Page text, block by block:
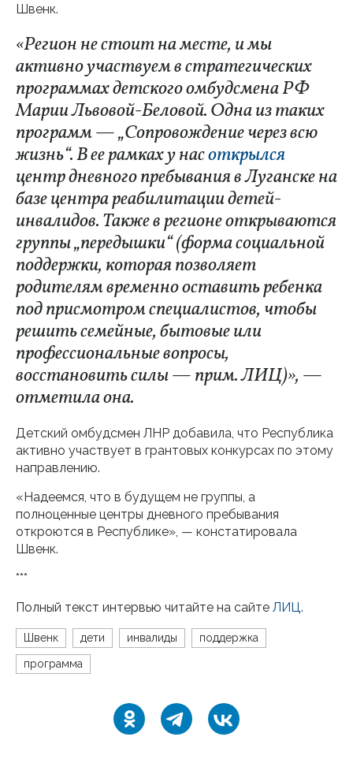
Швенк.
«Регион не стоит на месте, и мы
активно участвуем в стратегических
программах детского омбудсмена РФ
Марии Львовой-Беловой. Одна из таких
программ — „Сопровождение через всю
жизнь“. В ее рамках у насоткрылся
центр дневного пребывания в Луганске на
базе центра реабилитации детей-
инвалидов. Также в регионе открываются
группы „передышки“ (форма социальной
поддержки, которая позволяет
родителям временно оставить ребенка
под присмотром специалистов, чтобы
решить семейные, бытовые или
профессиональные вопросы,
восстановить силы — прим. ЛИЦ)», —
отметила она.
Детский омбудсмен ЛНР добавила, что Республика
активно участвует в грантовых конкурсах по этому
направлению.
«Надеемся, что в будущем не группы, а
полноценные центры дневного пребывания
откроются в Республике», — констатировала
Швенк.
***
Полный текст интервью читайте на сайте ЛИЦ.
Швенк дети инвалиды поддержка
программа